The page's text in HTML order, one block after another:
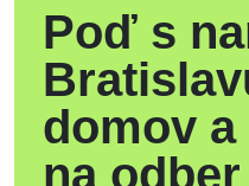
Poď s
domov
na